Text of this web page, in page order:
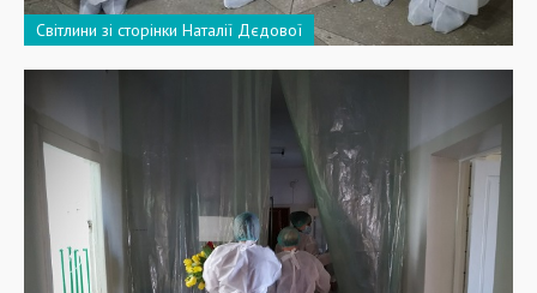
Світлини зі сторінки Наталії Дєдової